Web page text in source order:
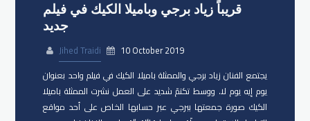
قريباً زياد برجي وباميلا الكيك في فيلم
جديد
Jihed Traidi
10 October 2019
يجتمع الفنان زياد برجي​ والممثلة ​باميلا الكيك في فيلم واحد بعنوان
يوم إيه يوم لا. ووسط تكتمّ شديد على العمل نشرت الممثلة باميلا
الكيك صورة جمعتها ببرجي عبر حسابها الخاص على أحد مواقع